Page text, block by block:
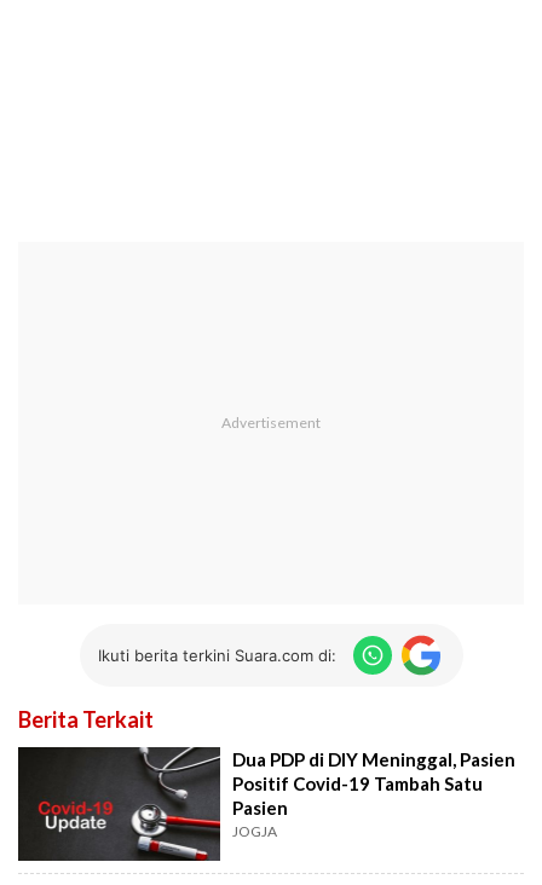
Ikuti berita terkini Suara.com di:
Berita Terkait
Dua PDP di DIY Meninggal, Pasien
Positif Covid-19 Tambah Satu
Pasien
JOGJA